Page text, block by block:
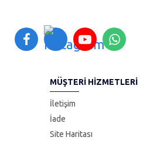
MÜŞTERI HIZMETLERI
İletişim
İade
Site Haritası